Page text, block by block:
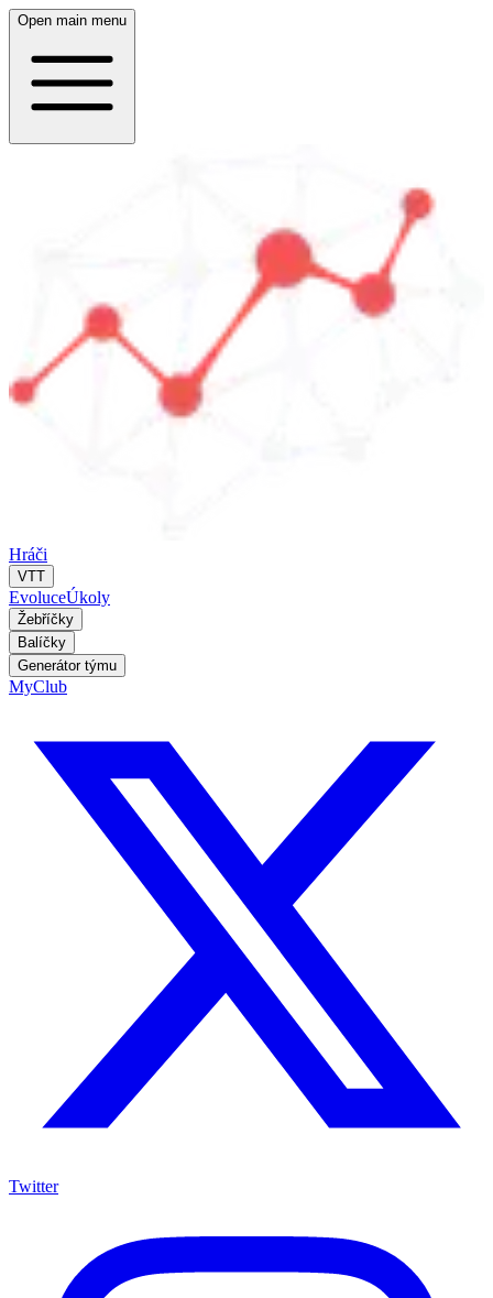
Open main menu
Hráči
VTT
EvoluceÚkoly
Žebříčky
Balíčky
Generátor týmu
MyClub
Twitter